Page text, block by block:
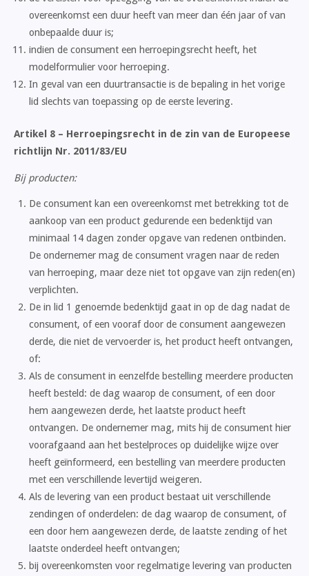
overeenkomst een duur heeft van meer dan één jaar of van
onbepaalde duur is;
indien de consument een herroepingsrecht heeft, het
modelformulier voor herroeping.
In geval van een duurtransactie is de bepaling in het vorige
lid slechts van toepassing op de eerste levering.
Artikel 8 – Herroepingsrecht in de zin van de Europeese
richtlijn Nr. 2011/83/EU
Bij producten:
De consument kan een overeenkomst met betrekking tot de
aankoop van een product gedurende een bedenktijd van
minimaal 14 dagen zonder opgave van redenen ontbinden.
De ondernemer mag de consument vragen naar de reden
van herroeping, maar deze niet tot opgave van zijn reden(en)
verplichten.
De in lid 1 genoemde bedenktijd gaat in op de dag nadat de
consument, of een vooraf door de consument aangewezen
derde, die niet de vervoerder is, het product heeft ontvangen,
of:
Als de consument in eenzelfde bestelling meerdere producten
heeft besteld: de dag waarop de consument, of een door
hem aangewezen derde, het laatste product heeft
ontvangen. De ondernemer mag, mits hij de consument hier
voorafgaand aan het bestelproces op duidelijke wijze over
heeft geïnformeerd, een bestelling van meerdere producten
met een verschillende levertijd weigeren.
Als de levering van een product bestaat uit verschillende
zendingen of onderdelen: de dag waarop de consument, of
een door hem aangewezen derde, de laatste zending of het
laatste onderdeel heeft ontvangen;
bij overeenkomsten voor regelmatige levering van producten